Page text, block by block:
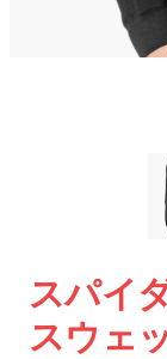
スパイ
スウェ